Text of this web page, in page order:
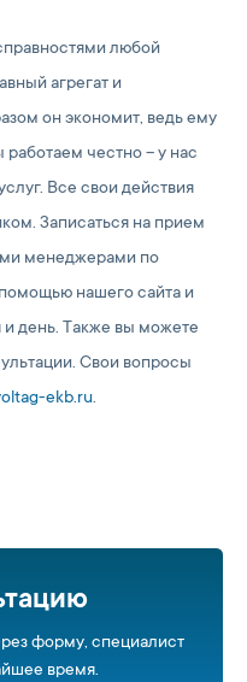
любой
агрегат и
он экономит, ведь ему
честно – у нас
Все свои действия
Записаться на прием
менеджерами по
нашего сайта и
день. Также вы можете
Свои вопросы
ekb.ru.
форму, специалист
время.